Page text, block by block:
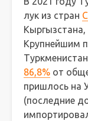
лук из стран
Крупнейшим
86,8% от
пришлось на
(последние